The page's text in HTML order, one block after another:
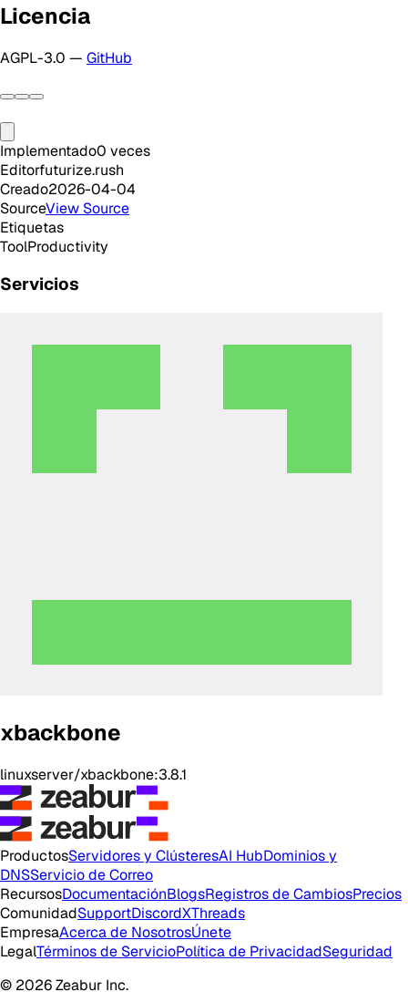
Licencia
AGPL-3.0 — GitHub
Implementado0 veces
Editorfuturize.rush
Creado2026-04-04
SourceView Source
Etiquetas
ToolProductivity
Servicios
xbackbone
linuxserver/xbackbone:3.8.1
ProductosServidores y ClústeresAI HubDominios y
DNSServicio de Correo
RecursosDocumentaciónBlogsRegistros de CambiosPrecios
ComunidadSupportDiscordXThreads
EmpresaAcerca de NosotrosÚnete
LegalTérminos de ServicioPolítica de PrivacidadSeguridad
© 2026 Zeabur Inc.